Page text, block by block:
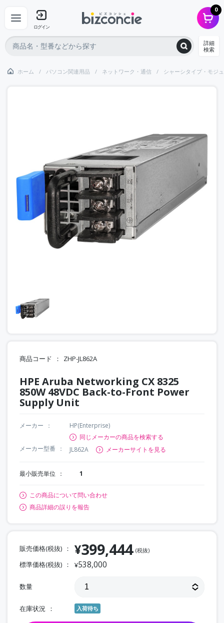
ログイン
0
詳細
検索
ホーム パソコン関連用品 ネットワーク・通信 シャーシタイプ・モジ
商品コード ZHP-JL862A
HPE Aruba Networking CX 8325
850W 48VDC Back-to-Front Power
Supply Unit
メーカー
HP(Enterprise)
同じメーカーの商品を検索する
メーカー型番
JL862A メーカーサイトを見る
最小販売単位 1
この商品について問い合わせ
商品詳細の誤りを報告
販売価格(税抜) ¥399,444 (税抜)
標準価格(税抜) ¥538,000
数量
在庫状況 入荷待ち